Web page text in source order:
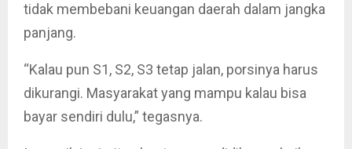
tidak membebani keuangan daerah dalam jangka
panjang.
“Kalau pun S1, S2, S3 tetap jalan, porsinya harus
dikurangi. Masyarakat yang mampu kalau bisa
bayar sendiri dulu,” tegasnya.